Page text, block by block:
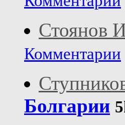
Стоянов
Комментарии
Болгарии